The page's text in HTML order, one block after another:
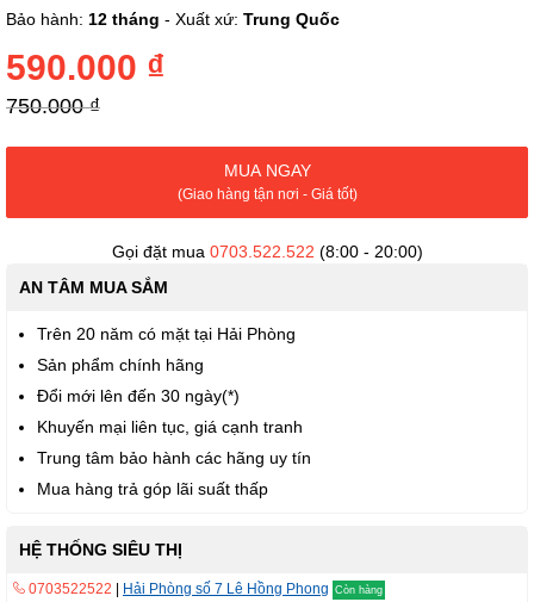
phần
của
thư
viện
ảnh
Bảo hành: 12 tháng - Xuất xứ: Trung Quốc
590.000 ₫
750.000 ₫
MUA NGAY
(Giao hàng tận nơi - Giá tốt)
Gọi đặt mua 0703.522.522 (8:00 - 20:00)
AN TÂM MUA SẮM
Trên 20 năm có mặt tại Hải Phòng
Sản phẩm chính hãng
Đổi mới lên đến 30 ngày(*)
Khuyến mại liên tục, giá cạnh tranh
Trung tâm bảo hành các hãng uy tín
Mua hàng trả góp lãi suất thấp
HỆ THỐNG SIÊU THỊ
0703522522 Hải Phòng số 7 Lê Hồng Phong Còn hàng